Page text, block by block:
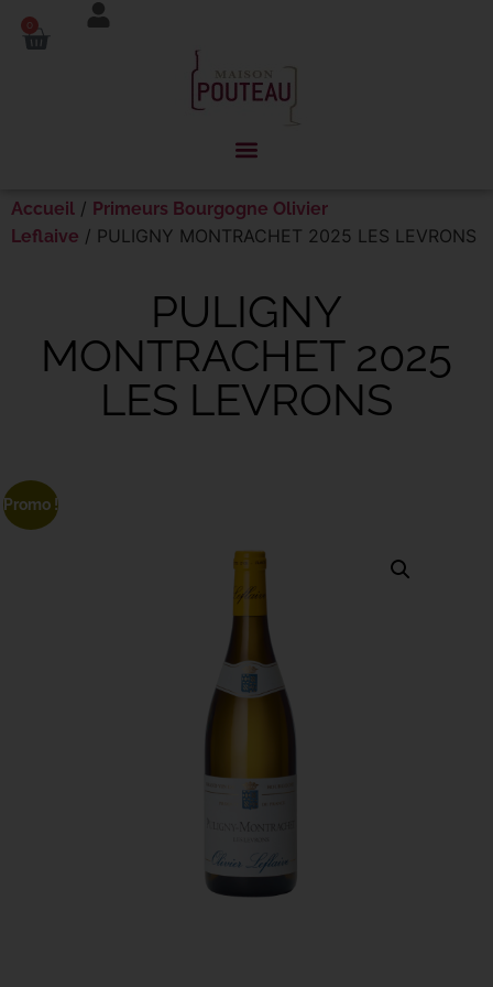
0
Accueil / Primeurs Bourgogne Olivier
Leflaive / PULIGNY MONTRACHET 2025 LES LEVRONS
PULIGNY
MONTRACHET 2025
LES LEVRONS
Promo !
Panneau de gestion des cookies